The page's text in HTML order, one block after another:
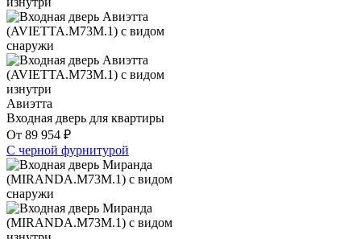
Авиэтта
Входная дверь для квартиры
От 89 954 ₽
С черной фурнитурой